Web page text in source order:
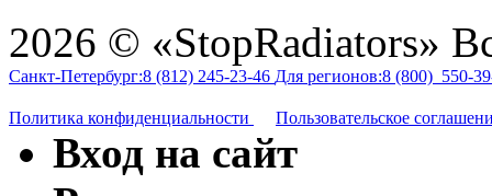
2026 © «StopRadiators»
Санкт-Петербург:8 (812) 245-23-46 Для регионов:8 (800) 550-
Политика конфиденциальности Пользовательское
Вход на сайт